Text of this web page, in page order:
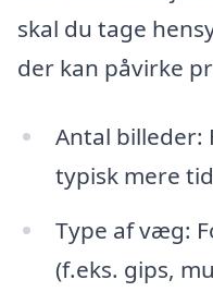
skal du tage
der kan påvirke
Antal
typisk mere
Type af væg:
(f.eks. gips,